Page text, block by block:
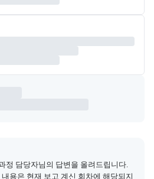
확인하고, 질문을 작성할 수 있다.
정 담당자님의 답변을 올려드립니다.
용은 현재 보고 계신 회차에 해당되지